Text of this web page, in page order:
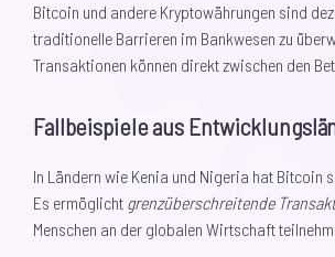
Bitcoin und andere Kryptowährungen sind
traditionelle Barrieren im Bankwesen zu
Transaktionen können direkt zwischen den
Fallbeispiele aus
In Ländern wie Kenia und Nigeria hat Bitcoin
Es ermöglicht grenzüberschreitende
Menschen an der globalen Wirtschaft